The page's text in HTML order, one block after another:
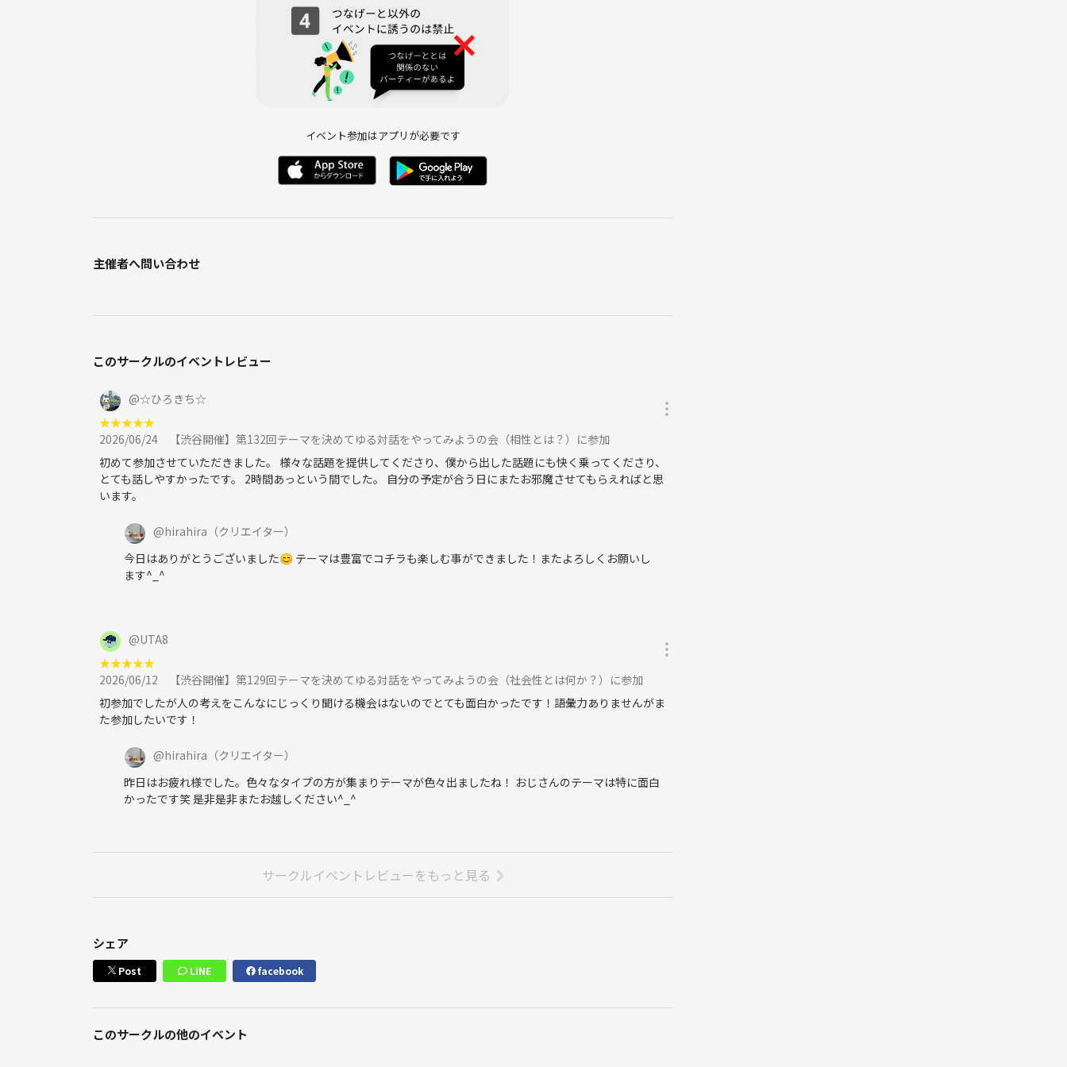
体育会系と文化系で分かれがちなのは何故？
chat gptについて思うことはあるか？
仮想通貨は今後誰でも持つ時代は来るか？
ミーハーとコアの違いは？
仲間と同士の違いは？
パラレルワークは今後当たり前になっていく？
2024年はどうなる？どんなことが起きそう？
在宅ワークが向いてる人と向いてない人の特徴はある？
性格が良いと悪いの境界線は？
自分にとって自由とは？
ストレスとは？
評価って必要？
最近感じた理不尽だった事は？
儲かるとは？
確実、不確実とは？
若さとは？
祭りについて思うこと
リア充とは？
パリピとは？
頑固さとは？
人生で出会った面白い人3選
人生逆算するって本当に意味はあるのか？
好きなyoutuber、youtubeチャンネル
朝起きれない人について？
今まで生きてきていちばんの幸せは何だった？
何故人は自分探しをするのか？
ルールとマナーはどっちが大切？
平成と令和での違いは？
イベント参加はアプリが必要です
主催者へ問い合わせ
このサークルのイベントレビュー
@☆ひろきち☆
★★★★★
2026/06/24
【渋谷開催】第132回テーマを決めてゆる対話をやってみようの会（相性とは？）に参加
初めて参加させていただきました。 様々な話題を提供してくださり、僕から出した話題にも快く乗ってくださり、
とても話しやすかったです。 2時間あっという間でした。 自分の予定が合う日にまたお邪魔させてもらえればと思
います。
@hirahira （クリエイター）
今日はありがとうございました😊 テーマは豊富でコチラも楽しむ事ができました！またよろしくお願いし
ます^_^
@UTA8
★★★★★
2026/06/12
【渋谷開催】第129回テーマを決めてゆる対話をやってみようの会（社会性とは何か？）に参加
初参加でしたが人の考えをこんなにじっくり聞ける機会はないのでとても面白かったです！語彙力ありませんがま
た参加したいです！
@hirahira （クリエイター）
昨日はお疲れ様でした。色々なタイプの方が集まりテーマが色々出ましたね！ おじさんのテーマは特に面白
かったです笑 是非是非またお越しください^_^
サークルイベントレビューをもっと見る
シェア
Post LINE facebook
このサークルの他のイベント